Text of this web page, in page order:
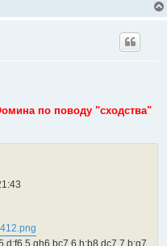
по поводу "сходства"